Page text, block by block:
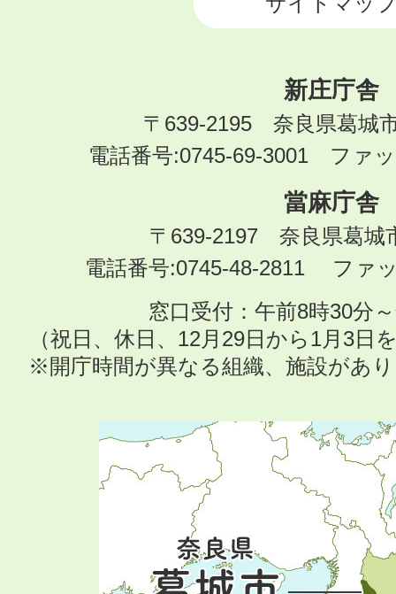
新庄庁舎
〒639-2195 奈良県葛城
電話番号:0745-69-3001 ファ
當麻庁舎
〒639-2197 奈良県葛城
電話番号:0745-48-2811 ファ
窓口受付：午前8時30分
（祝日、休日、12月29日から1月3日
※開庁時間が異なる組織、施設があ